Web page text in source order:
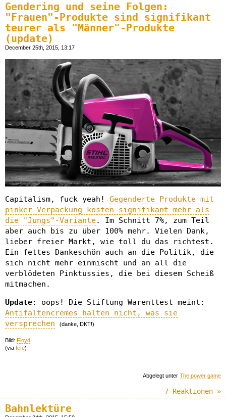
Gendering und seine Folgen:
"Frauen"-Produkte sind signifikant
teurer als "Männer"-Produkte
(update)
December 25th, 2015, 13:17
Capitalism, fuck yeah! Gegenderte Produkte mit
pinker Verpackung kosten signifikant mehr als
die "Jungs"-Variante. Im Schnitt 7%, zum Teil
aber auch bis zu über 100% mehr. Vielen Dank,
lieber freier Markt, wie toll du das richtest.
Ein fettes Dankeschön auch an die Politik, die
sich nicht mehr einmischt und an all die
verblödeten Pinktussies, die bei diesem Scheiß
mitmachen.
Update: oops! Die Stiftung Warenttest meint:
Antifaltencremes halten nicht, was sie
versprechen
(danke, DKT!)
Bild: Floyd
(via fefe)
Abgelegt unter The power game
7 Reaktionen »
Bahnlektüre